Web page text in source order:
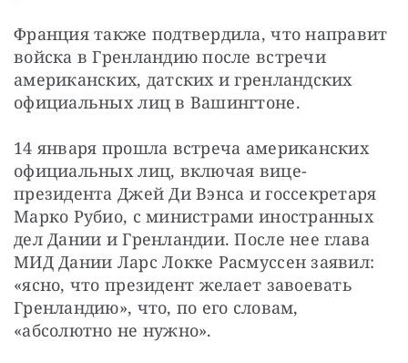
Франция также подтвердила, что направит
войска в Гренландию после встречи
американских, датских и гренландских
официальных лиц в Вашингтоне.
14 января прошла встреча американских
официальных лиц, включая вице-
президента Джей Ди Вэнса и госсекретаря
Марко Рубио, с министрами иностранных
дел Дании и Гренландии. После нее глава
МИД Дании Ларс Локке Расмуссен заявил:
«ясно, что президент желает завоевать
Гренландию», что, по его словам,
«абсолютно не нужно».